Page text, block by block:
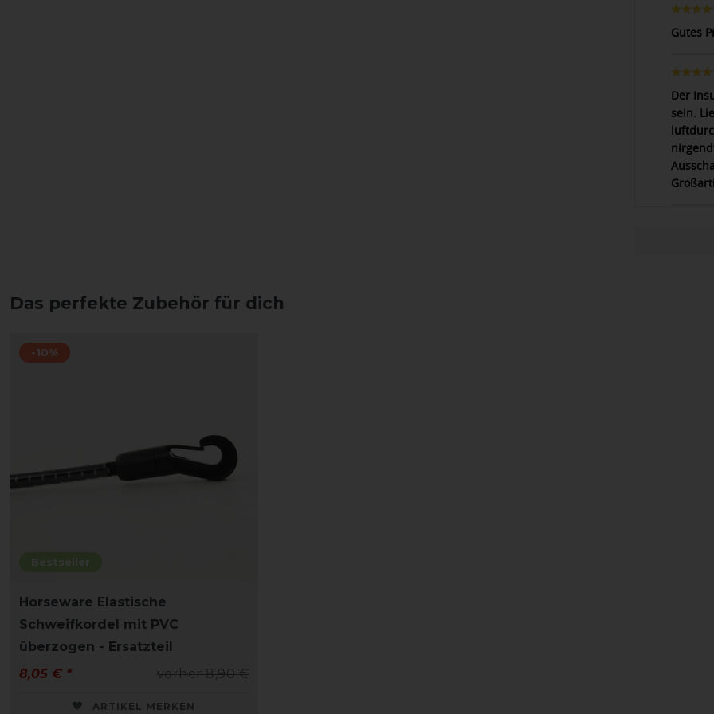
Gutes
Der
sein.
Das perfekte Zubehör für dich
Bestseller
-10%
Horseware Elastische
Schweifkordel mit PVC
überzogen - Ersatzteil
vorher 8,90 €
8,05 € *
ARTIKEL MERKEN